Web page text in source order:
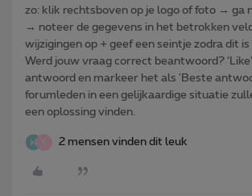
zo: klik rechtsboven op je logo of foto → ga
→ noteer de gegevens in het betrokken
wijzigingen op + geef een seintje zodra dit
Werd jouw vraag correct beantwoord?
antwoord en markeer het als 'Beste
forumleden in een gelijkaardige situatie
een oplossing vinden.
2 mensen vinden dit leuk